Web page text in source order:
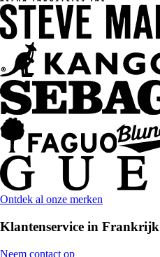
Ontdek al onze merken
Klantenservice in Frankrijk
Neem contact op